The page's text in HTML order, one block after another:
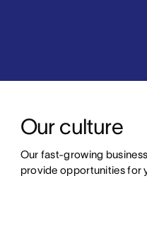
Our culture
Our fast-growing
provide opportunities for